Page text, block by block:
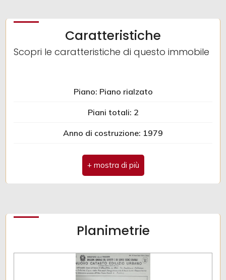
Caratteristiche
Scopri le caratteristiche di questo immobile
Piano: Piano rialzato
Piani totali: 2
Anno di costruzione: 1979
Spese condominio: € 42
Planimetrie